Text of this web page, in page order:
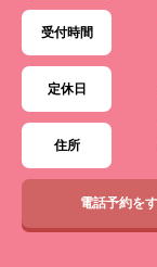
受付時間
定休日
住所
電話予約を